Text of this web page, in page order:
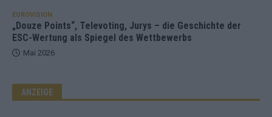
EUROVISION
„Douze Points“, Televoting, Jurys – die Geschichte der
ESC-Wertung als Spiegel des Wettbewerbs
Mai 2026
ANZEIGE